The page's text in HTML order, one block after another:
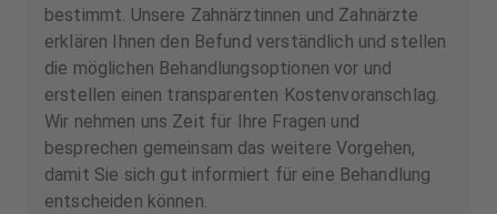
bestimmt. Unsere Zahnärztinnen und Zahnärzte
erklären Ihnen den Befund verständlich und stellen
die möglichen Behandlungsoptionen vor und
erstellen einen transparenten Kostenvoranschlag.
Wir nehmen uns Zeit für Ihre Fragen und
besprechen gemeinsam das weitere Vorgehen,
damit Sie sich gut informiert für eine Behandlung
entscheiden können.